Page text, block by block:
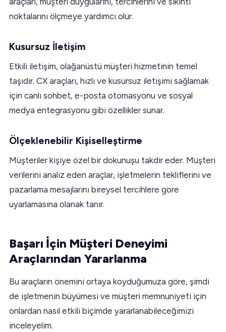
noktalarını ölçmeye yardımcı olur.
Kusursuz İletişim
Etkili iletişim, olağanüstü müşteri hizmetinin temel
taşıdır. CX araçları, hızlı ve kusursuz iletişimi sağlamak
için canlı sohbet, e-posta otomasyonu ve sosyal
medya entegrasyonu gibi özellikler sunar.
Ölçeklenebilir Kişiselleştirme
Müşteriler kişiye özel bir dokunuşu takdir eder. Müşteri
verilerini analiz eden araçlar, işletmelerin tekliflerini ve
pazarlama mesajlarını bireysel tercihlere göre
uyarlamasına olanak tanır.
Başarı İçin Müşteri Deneyimi
Araçlarından Yararlanma
Bu araçların önemini ortaya koyduğumuza göre, şimdi
de işletmenin büyümesi ve müşteri memnuniyeti için
onlardan nasıl etkili biçimde yararlanabileceğimizi
inceleyelim.